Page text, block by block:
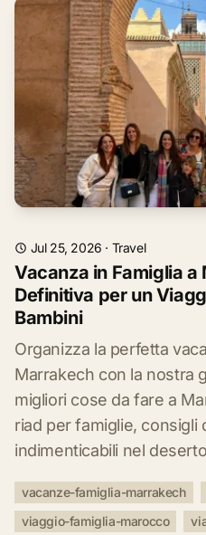
Jul 25, 2026 · Travel
Vacanza in Famiglia
Definitiva per un
Bambini
Organizza la perfetta
Marrakech con la nostra
migliori cose da fare a
riad per famiglie,
indimenticabili nel
vacanze-famiglia-marrakech
viaggio-famiglia-marocco